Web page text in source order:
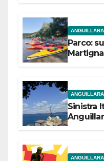
ANGUILLARA
Parco:
ANGUILLARA
Sinistra
ANGUILLARA